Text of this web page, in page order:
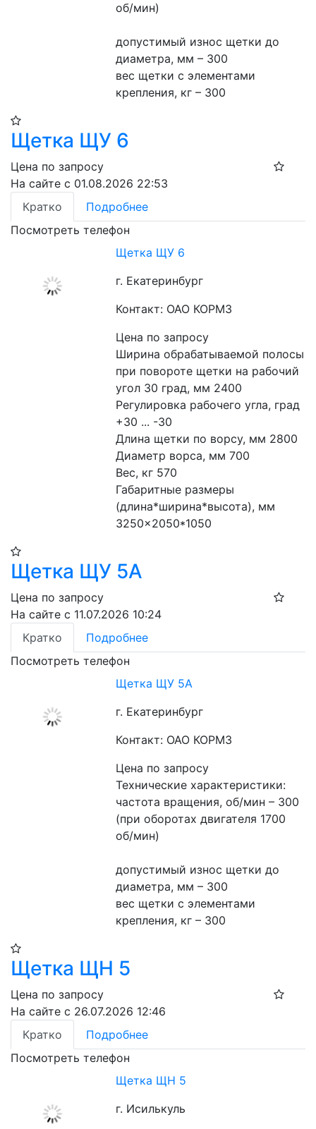
об/мин)
допустимый износ щетки до
диаметра, мм – 300
вес щетки с элементами
крепления, кг – 300
Щетка ЩУ 6
Цена по запросу
На сайте с 01.08.2026 22:53
Кратко
Подробнее
Посмотреть телефон
Щетка ЩУ 6
г. Екатеринбург
Контакт: ОАО КОРМЗ
Цена по запросу
Ширина обрабатываемой полосы
при повороте щетки на рабочий
угол 30 град, мм 2400
Регулировка рабочего угла, град
+30 ... -30
Длина щетки по ворсу, мм 2800
Диаметр ворса, мм 700
Вес, кг 570
Габаритные размеры
(длина*ширина*высота), мм
3250×2050*1050
Щетка ЩУ 5А
Цена по запросу
На сайте с 11.07.2026 10:24
Кратко
Подробнее
Посмотреть телефон
Щетка ЩУ 5А
г. Екатеринбург
Контакт: ОАО КОРМЗ
Цена по запросу
Технические характеристики:
частота вращения, об/мин – 300
(при оборотах двигателя 1700
об/мин)
допустимый износ щетки до
диаметра, мм – 300
вес щетки с элементами
крепления, кг – 300
Щетка ЩН 5
Цена по запросу
На сайте с 26.07.2026 12:46
Кратко
Подробнее
Посмотреть телефон
Щетка ЩН 5
г. Исилькуль